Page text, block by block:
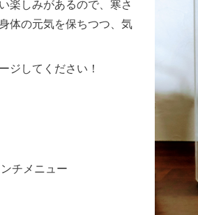
楽しみがあるので、寒さ
体の元気を保ちつつ、気
ジしてください！
チメニュー